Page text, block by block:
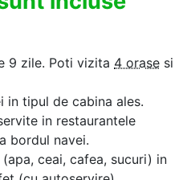
9 zile. Poti vizita 4 orase si
in tipul de cabina ales.
in restaurantele
bordul navei.
ceai, cafea, sucuri) in